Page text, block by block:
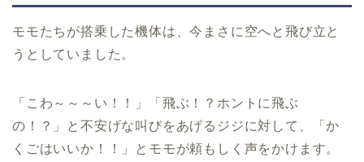
モモたちが搭乗した機体は、今まさに空へと飛び立と
うとしていました。
「こわ～～～い！！」「飛ぶ！？ホントに飛ぶ
の！？」と不安げな叫びをあげるジジに対して、「か
くごはいいか！！」とモモが頼もしく声をかけます。